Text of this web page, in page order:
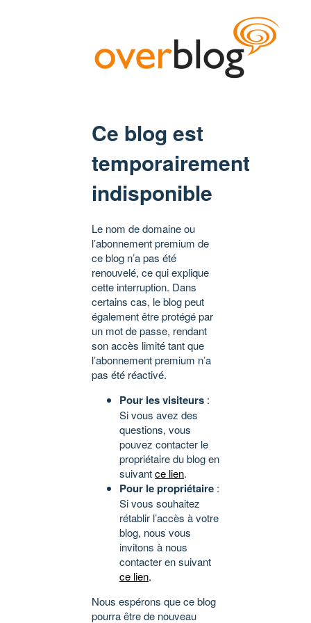
Ce blog est
temporairement
indisponible
Le nom de domaine ou
l’abonnement premium de
ce blog n’a pas été
renouvelé, ce qui explique
cette interruption. Dans
certains cas, le blog peut
également être protégé par
un mot de passe, rendant
son accès limité tant que
l’abonnement premium n’a
pas été réactivé.
Pour les visiteurs :
Si vous avez des
questions, vous
pouvez contacter le
propriétaire du blog en
suivantce lien.
Pour le propriétaire :
Si vous souhaitez
rétablir l’accès à votre
blog, nous vous
invitons à nous
contacter en suivant
ce lien.
Nous espérons que ce blog
pourra être de nouveau